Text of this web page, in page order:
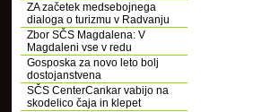
ZA začetek medsebojnega
dialoga o turizmu v Radvanju
Zbor SČS Magdalena: V
Magdaleni vse v redu
Gosposka za novo leto bolj
dostojanstvena
SČS CenterCankar vabijo na
skodelico čaja in klepet